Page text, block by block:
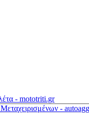
- mototriti.gr
Μεταχειρισμένων -